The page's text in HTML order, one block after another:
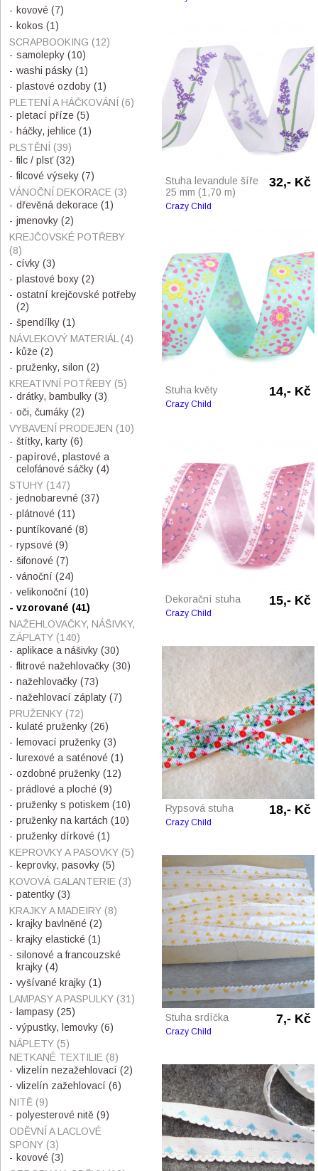
Stuha levandule šíře
25 mm (1,70 m)
32,- Kč
Crazy Child
Stuha květy 14,- Kč
Crazy Child
Dekorační stuha 15,- Kč
Crazy Child
Rypsová stuha 18,- Kč
Crazy Child
Stuha srdíčka 7,- Kč
Crazy Child
kovové (7)
kokos (1)
SCRAPBOOKING (12)
samolepky (10)
washi pásky (1)
plastové ozdoby (1)
PLETENÍ A HÁČKOVÁNÍ (6)
pletací příze (5)
háčky, jehlice (1)
PLSTĚNÍ (39)
filc / plsť(32)
filcové výseky (7)
VÁNOČNÍ DEKORACE (3)
dřevěná dekorace (1)
jmenovky (2)
KREJČOVSKÉ POTŘEBY
(8)
cívky (3)
plastové boxy (2)
ostatní krejčovské potřeby
(2)
špendílky (1)
NÁVLEKOVÝ MATERIÁL (4)
kůže (2)
pruženky, silon (2)
KREATIVNÍ POTŘEBY (5)
drátky, bambulky (3)
oči, čumáky (2)
VYBAVENÍ PRODEJEN (10)
štítky, karty (6)
papírové, plastové a
celofánové sáčky (4)
STUHY (147)
jednobarevné (37)
plátnové (11)
puntíkované (8)
rypsové (9)
šifonové (7)
vánoční (24)
velikonoční (10)
vzorované (41)
NAŽEHLOVAČKY, NÁŠIVKY,
ZÁPLATY (140)
aplikace a nášivky (30)
flitrové nažehlovačky (30)
nažehlovačky (73)
nažehlovací záplaty (7)
PRUŽENKY (72)
kulaté pruženky (26)
lemovací pruženky (3)
lurexové a saténové (1)
ozdobné pruženky (12)
prádlové a ploché (9)
pruženky s potiskem (10)
pruženky na kartách (10)
pruženky dírkové (1)
KEPROVKY A PASOVKY (5)
keprovky, pasovky (5)
KOVOVÁ GALANTERIE (3)
patentky (3)
KRAJKY A MADEIRY (8)
krajky bavlněné (2)
krajky elastické (1)
silonové a francouzské
krajky (4)
vyšívané krajky (1)
LAMPASY A PASPULKY (31)
lampasy (25)
výpustky, lemovky (6)
NÁPLETY (5)
NETKANÉ TEXTILIE (8)
vlizelín nezažehlovací (2)
vlizelín zažehlovací (6)
NITĚ (9)
polyesterové nitě (9)
ODĚVNÍ A LACLOVÉ
SPONY (3)
kovové (3)